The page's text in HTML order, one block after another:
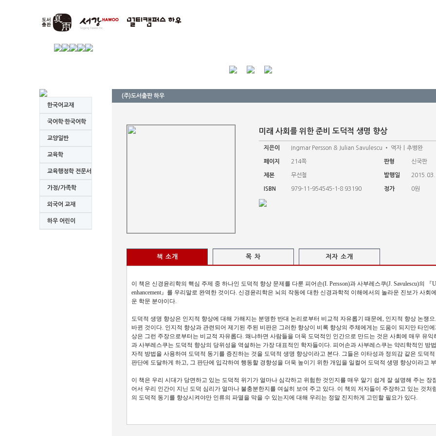
한국어교재
국어학·한국어학
교양일반
교육학
교육행정학 전문서
가정/가족학
외국어 교재
하우 어린이
(주)도서출판 하우
미래 사회를 위한 준비 도덕적 생명 향상
지은이 Ingmar Persson & Julian Savulescu • 역자｜추병완
페이지 214쪽 판형 신국판
제본 무선철 발행일
ISBN 979-11-954545-1-8 93190 정가 0원
책 소개 목 차 저자 소개
이 책은 신경윤리학의 핵심 주제 중 하나인 도덕적 향상 문제를 다룬 피어손(I. Persson)과 사부레스쿠(J. Savulescu)의 『
enhancement』를 우리말로 완역한 것이다. 신경윤리학은 뇌의 작동에 대한 신경과학적 이해에서의 놀라운 진보가 사
운 학문 분야이다.
도덕적 생명 향상은 인지적 향상에 대해 가해지는 분명한 반대 논리로부터 비교적 자유롭기 때문에, 인지적 향상 논쟁
바뀐 것이다. 인지적 향상과 관련되어 제기된 주된 비판은 그러한 향상이 비록 향상의 주체에게는 도움이 되지만 타인
상은 그런 주장으로부터는 비교적 자유롭다. 왜냐하면 사람들을 더욱 도덕적인 인간으로 만드는 것은 사회에 매우 유
과 사부레스쿠는 도덕적 향상의 당위성을 역설하는 가장 대표적인 학자들이다. 피어손과 사부레스쿠는 약리학적인 방
자적 방법을 사용하여 도덕적 동기를 증진하는 것을 도덕적 생명 향상이라고 본다. 그들은 이타성과 정의감 같은 도덕
판단에 도달하게 하고, 그 판단에 입각하여 행동할 경향성을 더욱 높이기 위한 개입을 일컬어 도덕적 생명 향상이라고
이 책은 우리 시대가 당면하고 있는 도덕적 위기가 얼마나 심각하고 위험한 것인지를 매우 알기 쉽게 잘 설명해 주는 장
어서 우리 인간이 지닌 도덕 심리가 얼마나 불충분한지를 여실히 보여 주고 있다. 이 책의 저자들이 주장하고 있는 것처
의 도덕적 동기를 향상시켜야만 인류의 파멸을 막을 수 있는지에 대해 우리는 정말 진지하게 고민할 필요가 있다.